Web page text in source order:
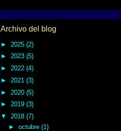
Archivo del blog
► 2025 (2)
► 2023 (5)
► 2022 (4)
► 2021 (3)
► 2020 (5)
► 2019 (3)
▼ 2018 (7)
► octubre (1)